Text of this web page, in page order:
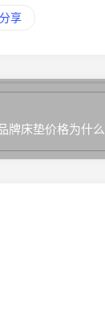
分享
牌床垫价格为什